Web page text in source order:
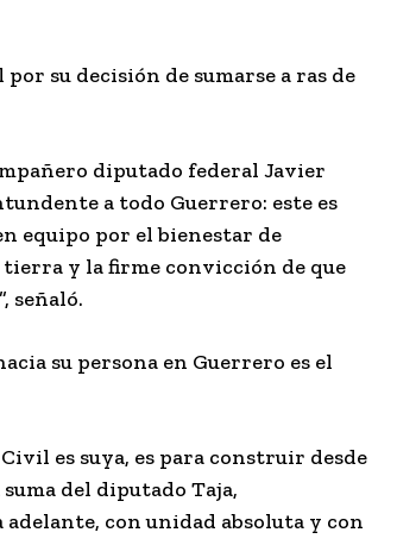
su decisión de sumarse a ras de
diputado federal Javier
a todo Guerrero: este es
equipo por el bienestar de
tierra y la firme convicción de que
señaló.
su persona en Guerrero es el
es suya, es para construir desde
del diputado Taja,
con unidad absoluta y con